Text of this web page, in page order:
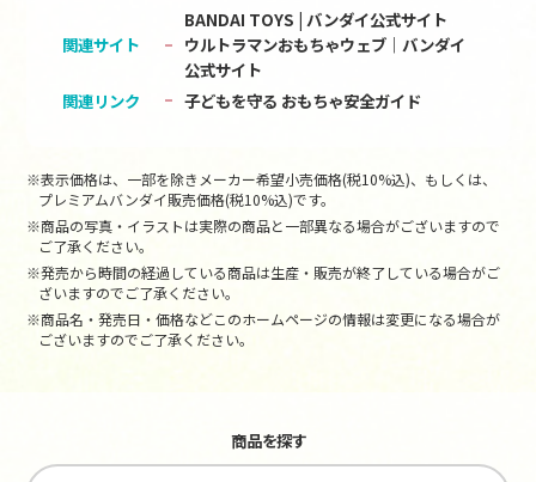
関連サイト
BANDAI TOYS | バンダイ公式サイト
ウルトラマンおもちゃウェブ｜バンダイ
公式サイト
関連リンク
子どもを守る おもちゃ安全ガイド
※表示価格は、一部を除きメーカー希望小売価格(税10%込)、もしくは、
プレミアムバンダイ販売価格(税10%込)です。
※商品の写真・イラストは実際の商品と一部異なる場合がございますので
ご了承ください。
※発売から時間の経過している商品は生産・販売が終了している場合がご
ざいますのでご了承ください。
※商品名・発売日・価格などこのホームページの情報は変更になる場合が
ございますのでご了承ください。
商品を探す